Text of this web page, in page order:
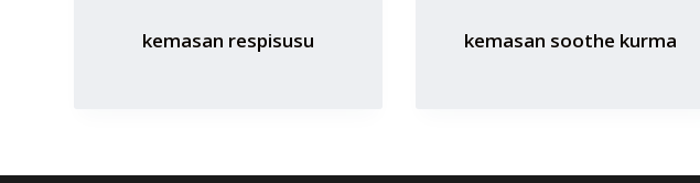
kemasan respisusu kemasan soothe kurma